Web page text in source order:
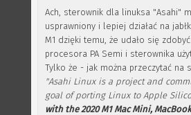
Ach, sterownik dla linuksa "Asahi"
usprawniony i lepiej działać na
M1 dzięki temu, że udało się
procesora PA Semi i sterownika
Tylko że - jak można przeczytać na
"Asahi Linux is a project and
goal of porting Linux to Apple
with the 2020 M1 Mac Mini,